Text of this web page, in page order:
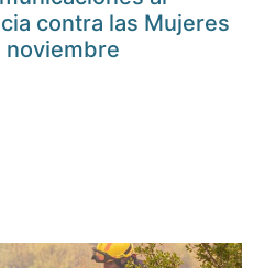
contra las Mujeres
noviembre